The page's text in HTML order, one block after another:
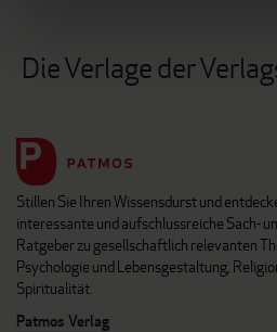
Die Verlage der
Stillen Sie Ihren Wissensdurst und
interessante und aufschlussreiche Sach-
Ratgeber zu gesellschaftlich relevanten
Psychologie und Lebensgestaltung,
Spiritualität.
Patmos Verlag